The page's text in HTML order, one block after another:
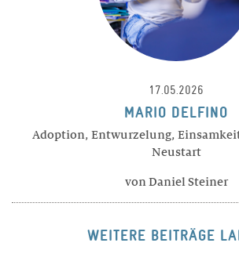
17.05.2026
MARIO DELFINO
Adoption, Entwurzelung,
Neustart
von Daniel Steiner
WEITERE BEITRÄGE